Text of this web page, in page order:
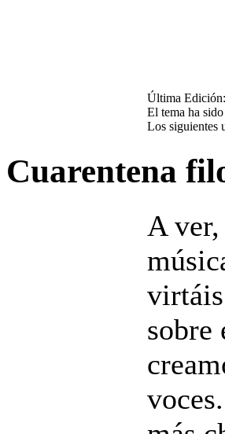
Última
El tema ha
Los siguientes
Cuarentena
A
sobre